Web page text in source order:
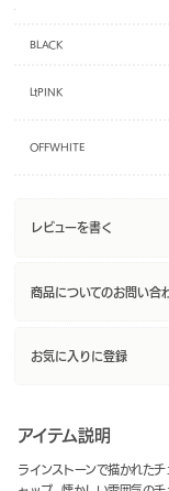
BLACK
LtPINK
OFFWHITE
レビューを書く
商品についてのお問い合
お気に入りに登録
アイテム説明
ラインストーンで描かれた